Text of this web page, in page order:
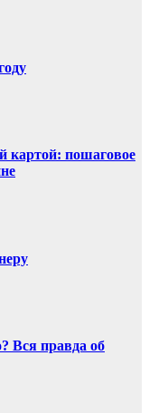
картой: пошаговое
Вся правда об